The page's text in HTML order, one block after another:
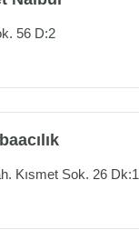
56 D:2
Kısmet Sok. 26 Dk:1